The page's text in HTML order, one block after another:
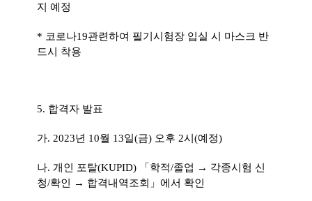
지 예정
* 코로나19관련하여 필기시험장 입실 시 마스크 반
드시 착용
5. 합격자 발표
가. 2023년 10월 13일(금) 오후 2시 (예정)
나. 개인 포탈(KUPID) 「 학적/졸업 → 각종시험 신
청/확인 → 합격내역조회 」 에서 확인